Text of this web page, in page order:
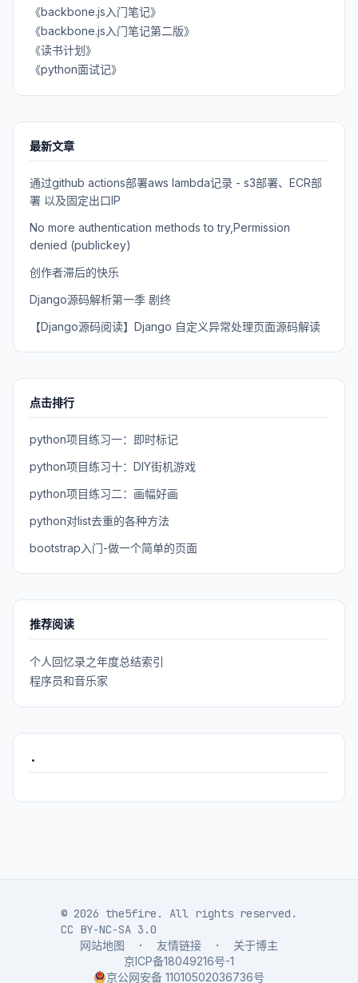
《backbone.js入门笔记》
《backbone.js入门笔记第二版》
《读书计划》
《python面试记》
最新文章
通过github actions部署aws lambda记录 - s3部署、ECR部
署 以及固定出口IP
No more authentication methods to try,Permission
denied (publickey)
创作者滞后的快乐
Django源码解析第一季 剧终
【Django源码阅读】Django 自定义异常处理页面源码解读
点击排行
python项目练习一：即时标记
python项目练习十：DIY街机游戏
python项目练习二：画幅好画
python对list去重的各种方法
bootstrap入门-做一个简单的页面
推荐阅读
个人回忆录之年度总结索引
程序员和音乐家
.
© 2026 the5fire. All rights reserved.
CC BY-NC-SA 3.0
网站地图 · 友情链接 · 关于博主
京ICP备18049216号-1
京公网安备 11010502036736号